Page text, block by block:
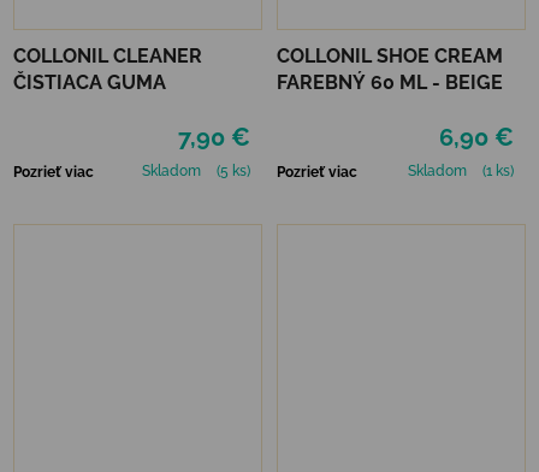
COLLONIL CLEANER
ČISTIACA GUMA
7,90 €
Pozrieť viac Skladom (5 ks)
COLLONIL SHOE CREAM
FAREBNÝ 60 ML - BEIGE
6,90 €
Pozrieť viac Skladom (1 ks)